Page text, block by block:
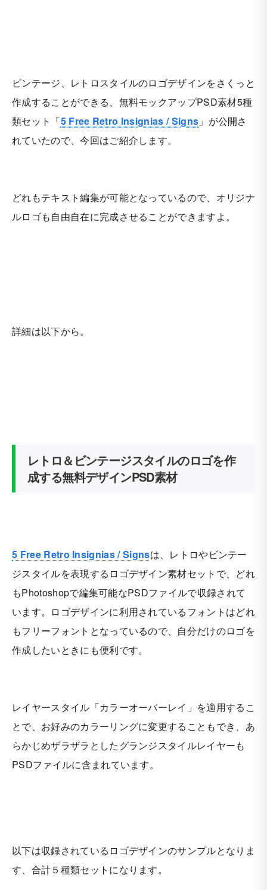
ビンテージ、レトロスタイルのロゴデザインをさくっと
作成することができる、無料モックアップPSD素材5種
類セット「5 Free Retro Insignias / Signs 」が公開さ
れていたので、今回はご紹介します。
どれもテキスト編集が可能となっているので、オリジナ
ルロゴも自由自在に完成させることができますよ。
詳細は以下から。
レトロ＆ビンテージスタイルのロゴを作
成する無料デザインPSD素材
5 Free Retro Insignias / Signsは、レトロやビンテー
ジスタイルを表現するロゴデザイン素材セットで、どれ
もPhotoshopで編集可能なPSDファイルで収録されて
います。ロゴデザインに利用されているフォントはどれ
もフリーフォント となっているので、自分だけのロゴを
作成したいときにも便利です。
レイヤースタイル「カラーオーバーレイ」を適用するこ
とで、お好みのカラーリングに変更することもでき、あ
らかじめザラザラとしたグランジスタイルレイヤーも
PSDファイルに含まれています。
以下は収録されているロゴデザインのサンプルとなりま
す、合計５種類セットになります。